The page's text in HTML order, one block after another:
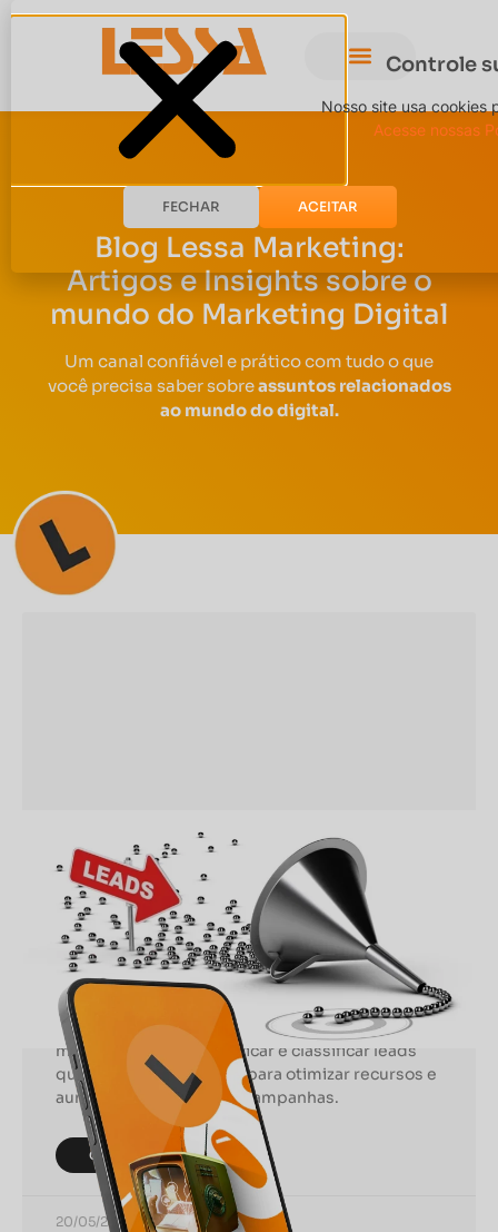
Blog Lessa Marketing:
Artigos e Insights sobre o
mundo do Marketing Digital
Um canal confiável e prático com tudo o que
você precisa saber sobreassuntos relacionados
ao mundo do digital.
SEM CATEGORIA
Descubra Como Identificar e
Classificar Leads Qualificados
No mundo competitivo das vendas e do
marketing, saber identificar e classificar leads
qualificados é essencial para otimizar recursos e
aumentar a eficácia das campanhas.
CONTINUAR LENDO
20/05/2024
Controle
Nosso site usa cookies
Acesse nossas
FECHAR ACEITAR